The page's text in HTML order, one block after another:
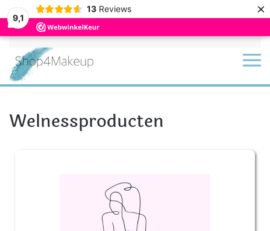
9,1
13 Reviews ×
Terug naar hoofdinhoud
Welnessproducten